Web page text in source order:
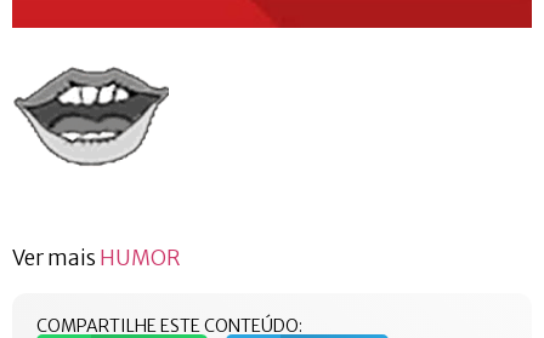
Ver mais HUMOR
COMPARTILHE ESTE CONTEÚDO: